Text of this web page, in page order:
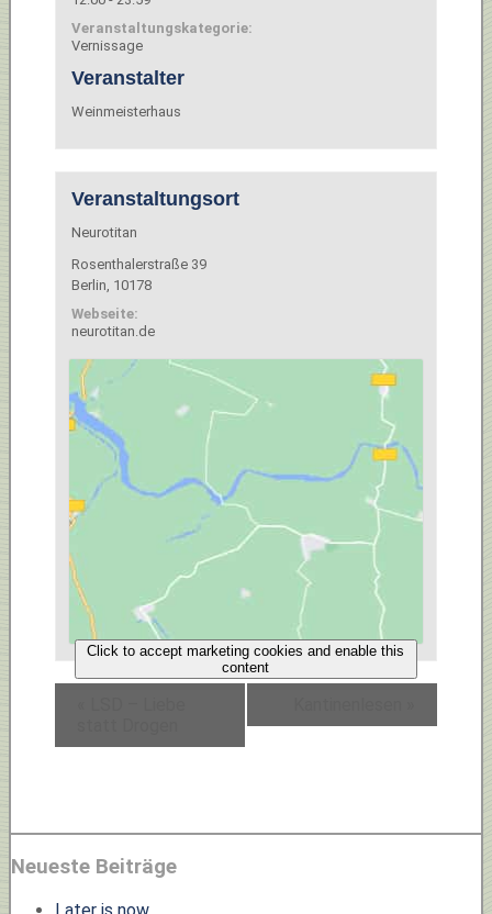
Veranstaltungskategorie:
Vernissage
Veranstalter
Weinmeisterhaus
Veranstaltungsort
Neurotitan
Rosenthalerstraße 39
Berlin 10178
Webseite:
neurotitan.de
Click to accept marketing cookies and enable this
content
Neueste Beiträge